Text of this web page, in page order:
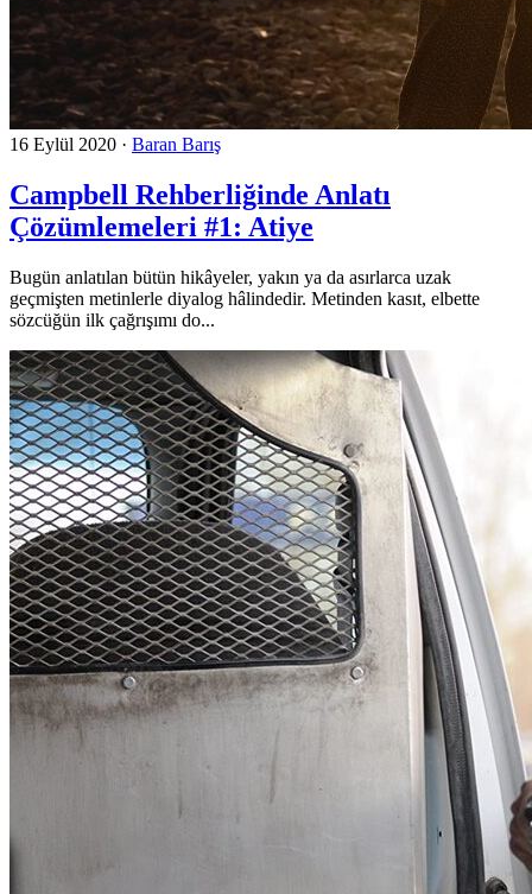
16 Eylül 2020 · Baran Barış
Campbell Rehberliğinde Anlatı
Çözümlemeleri #1: Atiye
Bugün anlatılan bütün hikâyeler, yakın ya da asırlarca uzak
geçmişten metinlerle diyalog hâlindedir. Metinden kasıt, elbette
sözcüğün ilk çağrışımı do...